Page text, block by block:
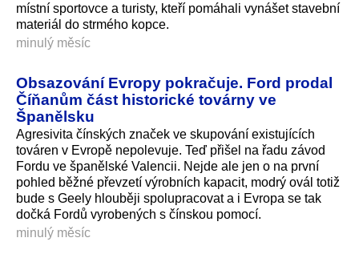
místní sportovce a turisty, kteří pomáhali vynášet stavební
materiál do strmého kopce.
minulý měsíc
Obsazování Evropy pokračuje. Ford prodal
Číňanům část historické továrny ve
Španělsku
Agresivita čínských značek ve skupování existujících
továren v Evropě nepolevuje. Teď přišel na řadu závod
Fordu ve španělské Valencii. Nejde ale jen o na první
pohled běžné převzetí výrobních kapacit, modrý ovál totiž
bude s Geely hlouběji spolupracovat a i Evropa se tak
dočká Fordů vyrobených s čínskou pomocí.
minulý měsíc